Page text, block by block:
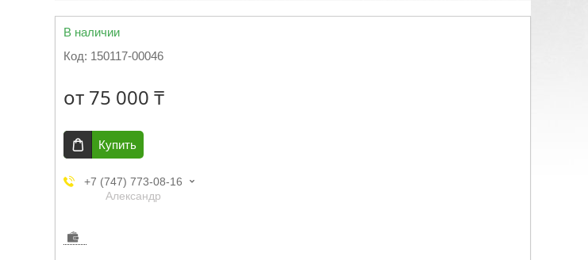
В наличии
Код: 150117-00046
от 75 000 ₸
Купить
+7 (747) 773-08-16
Александр